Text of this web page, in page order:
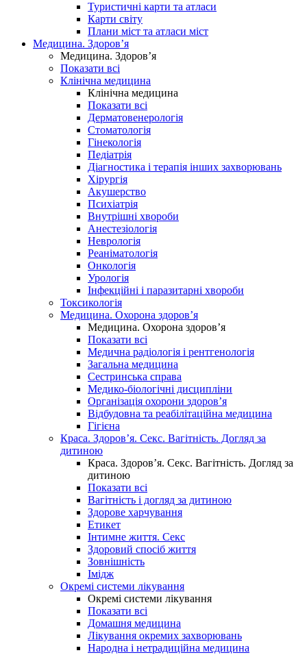
Туристичні карти та атласи
Карти світу
Плани міст та атласи міст
Медицина. Здоров’я
Медицина. Здоров’я
Показати всі
Клінічна медицина
Клінічна медицина
Показати всі
Дерматовенерологія
Стоматологія
Гінекологія
Педіатрія
Діагностика і терапія інших захворювань
Хірургія
Акушерство
Психіатрія
Внутрішні хвороби
Анестезіологія
Неврологія
Реаніматологія
Онкологія
Урологія
Інфекційні і паразитарні хвороби
Токсикологія
Медицина. Охорона здоров’я
Медицина. Охорона здоров’я
Показати всі
Медична радіологія і рентгенологія
Загальна медицина
Сестринська справа
Медико-біологічні дисципліни
Організація охорони здоров’я
Відбудовна та реабілітаційна медицина
Гігієна
Краса. Здоров’я. Секс. Вагітність. Догляд за
дитиною
Краса. Здоров’я. Секс. Вагітність. Догляд за
дитиною
Показати всі
Вагітність і догляд за дитиною
Здорове харчування
Етикет
Інтимне життя. Секс
Здоровий спосіб життя
Зовнішність
Імідж
Окремі системи лікування
Окремі системи лікування
Показати всі
Домашня медицина
Лікування окремих захворювань
Народна і нетрадиційна медицина